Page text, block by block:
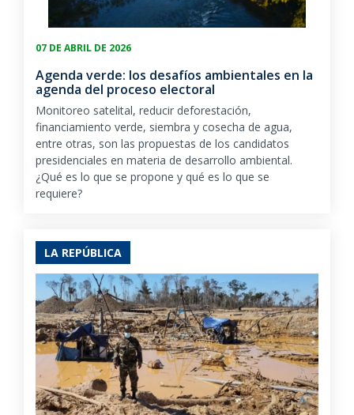
07 DE ABRIL DE 2026
Agenda verde: los desafíos ambientales en la
agenda del proceso electoral
Monitoreo satelital, reducir deforestación,
financiamiento verde, siembra y cosecha de agua,
entre otras, son las propuestas de los candidatos
presidenciales en materia de desarrollo ambiental.
¿Qué es lo que se propone y qué es lo que se
requiere?
LA REPÚBLICA